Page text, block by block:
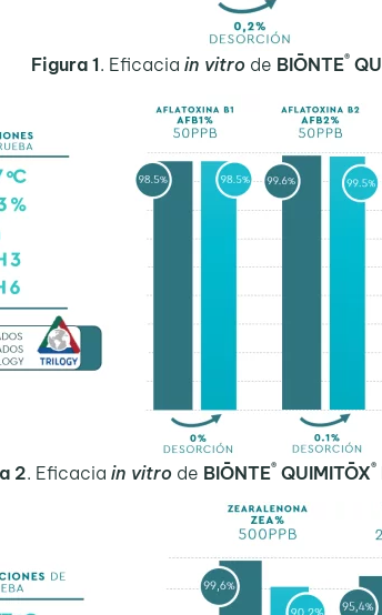
Figura 1. Eficacia in vitro de BIŌNTE®
2. Eficacia in vitro de BIŌNTE® QUIMITŌX®